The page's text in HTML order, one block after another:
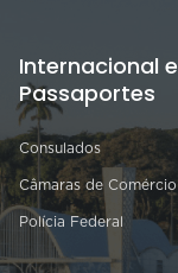
Internacional e
Passaportes
Consulados
Câmaras de Comércio
Polícia Federal